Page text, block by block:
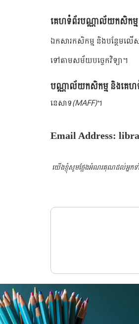
គេហទំព័របណ្ណាល័យកសិកម្ម
ឯកសារកសិកម្ម និងបន្ថែមលើ
ទៅតាមសម័យបច្ចេកវិទ្យា។
បណ្ណាល័យកសិកម្ម និងគេ
នេសាទ(MAFF)។
Email Address:
យើងខ្ញុំសូមថ្លែងអំណរគុណដល់អ្នកទ